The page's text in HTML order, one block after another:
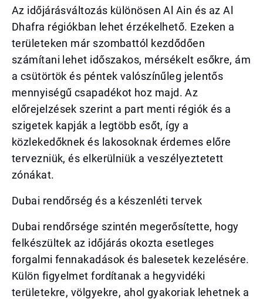
Az időjárásváltozás különösen Al Ain és az Al
Dhafra régiókban lehet érzékelhető. Ezeken a
területeken már szombattól kezdődően
számítani lehet időszakos, mérsékelt esőkre, ám
a csütörtök és péntek valószínűleg jelentős
mennyiségű csapadékot hoz majd. Az
előrejelzések szerint a part menti régiók és a
szigetek kapják a legtöbb esőt, így a
közlekedőknek és lakosoknak érdemes előre
tervezniük, és elkerülniük a veszélyeztetett
zónákat.
Dubai rendőrség és a készenléti tervek
Dubai rendőrsége szintén megerősítette, hogy
felkészültek az időjárás okozta esetleges
forgalmi fennakadások és balesetek kezelésére.
Külön figyelmet fordítanak a hegyvidéki
területekre, völgyekre, ahol gyakoriak lehetnek a